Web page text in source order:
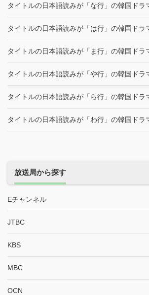
タイトルの日本語読みが「な行」の韓国ドラ
タイトルの日本語読みが「は行」の韓国ドラ
タイトルの日本語読みが「ま行」の韓国ドラ
タイトルの日本語読みが「や行」の韓国ドラ
タイトルの日本語読みが「ら行」の韓国ドラ
タイトルの日本語読みが「わ行」の韓国ドラ
放送局から探す
Eチャンネル
JTBC
KBS
MBC
OCN